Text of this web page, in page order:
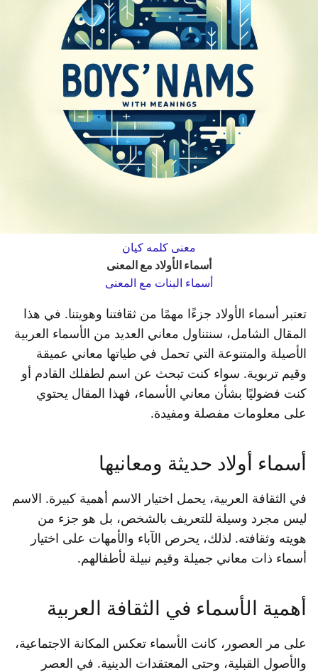
معنى كلمه كيان
أسماء الأولاد مع المعنى
أسماء البنات مع المعنى
تعتبر أسماء الأولاد جزءًا مهمًا من ثقافتنا وهويتنا. في هذا
المقال الشامل، سنتناول معاني العديد من الأسماء العربية
الأصيلة والمتنوعة التي تحمل في طياتها معاني عميقة
وقيم تربوية. سواء كنت تبحث عن اسم لطفلك القادم أو
كنت فضوليًا بشأن معاني الأسماء، فهذا المقال يحتوي
على معلومات مفصلة ومفيدة.
أسماء أولاد حديثة ومعانيها
في الثقافة العربية، يحمل اختيار الاسم أهمية كبيرة. الاسم
ليس مجرد وسيلة للتعريف بالشخص، بل هو جزء من
هويته وثقافته. لذلك، يحرص الآباء والأمهات على اختيار
أسماء ذات معاني جميلة وقيم نبيلة لأطفالهم.
أهمية الأسماء في الثقافة العربية
على مر العصور، كانت الأسماء تعكس المكانة الاجتماعية،
والأصول القبلية، وحتى المعتقدات الدينية. في العصر